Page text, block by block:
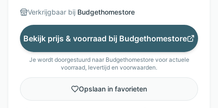
Verkrijgbaar bij Budgethomestore
Bekijk prijs & voorraad bij Budgethomestore
Je wordt doorgestuurd naar Budgethomestorevoor actuele
voorraad, levertijd en voorwaarden.
Opslaan in favorieten